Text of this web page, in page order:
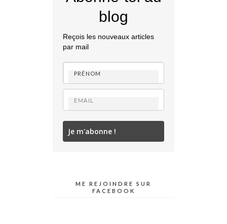
blog
Reçois les nouveaux articles
par mail
Je m'abonne !
ME REJOINDRE SUR
FACEBOOK